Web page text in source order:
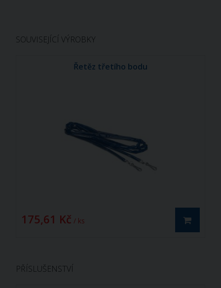
SOUVISEJÍCÍ VÝROBKY
Řetěz třetího bodu
175,61 Kč / ks
PŘÍSLUŠENSTVÍ